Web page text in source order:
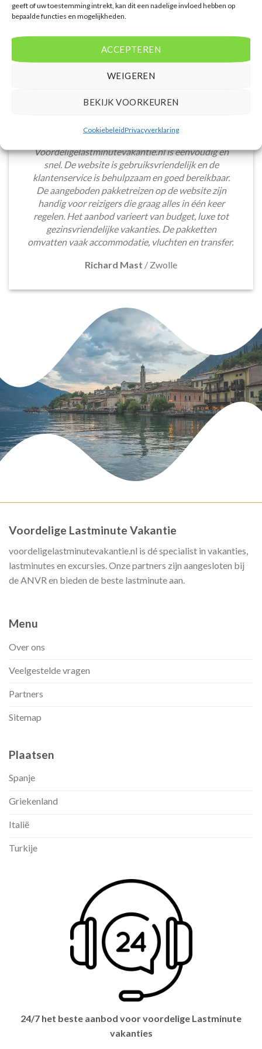
geeft of uw toestemming intrekt, kan dit een nadelige invloed hebben op
bepaalde functies en mogelijkheden.
ACCEPTEREN
WEIGEREN
BEKIJK VOORKEUREN
CookiebeleidPrivacyverklaring
Voordeligelastminutevakantie.nl is eenvoudig en
snel. De website is gebruiksvriendelijk en de
klantenservice is behulpzaam en goed bereikbaar.
De aangeboden pakketreizen op de website zijn
handig voor reizigers die graag alles in één keer
regelen. Het aanbod varieert van budget, luxe tot
gezinsvriendelijke vakanties. De pakketten
omvatten vaak accommodatie, vluchten en transfer.
Richard Mast / Zwolle
Voordelige Lastminute Vakantie
voordeligelastminutevakantie.nl is dé specialist in vakanties,
lastminutes en excursies. Onze partners zijn aangesloten bij
de ANVR en bieden de beste lastminute aan.
Menu
Over ons
Veelgestelde vragen
Partners
Sitemap
Plaatsen
Spanje
Griekenland
Italië
Turkije
24/7 het beste aanbod voor voordelige Lastminute
vakanties